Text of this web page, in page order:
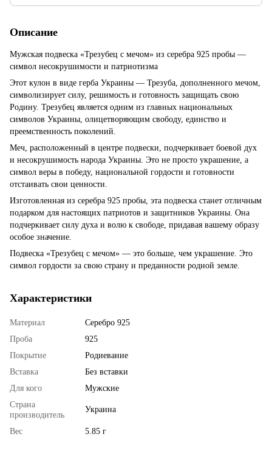
Описание
Мужская подвеска «Трезубец с мечом» из серебра 925 пробы —
символ несокрушимости и патриотизма
Этот кулон в виде герба Украины — Трезуба, дополненного мечом,
символизирует силу, решимость и готовность защищать свою
Родину. Трезубец является одним из главных национальных
символов Украины, олицетворяющим свободу, единство и
преемственность поколений.
Меч, расположенный в центре подвески, подчеркивает боевой дух
и несокрушимость народа Украины. Это не просто украшение, а
символ веры в победу, национальной гордости и готовности
отстаивать свои ценности.
Изготовленная из серебра 925 пробы, эта подвеска станет отличным
подарком для настоящих патриотов и защитников Украины. Она
подчеркивает силу духа и волю к свободе, придавая вашему образу
особое значение.
Подвеска «Трезубец с мечом» — это больше, чем украшение. Это
символ гордости за свою страну и преданности родной земле.
Характеристики
Материал
Серебро 925
Проба
925
Покрытие
Родиевание
Вставка
Без вставки
Для кого
Мужские
Страна
производитель
Украина
Вес 5.85 г